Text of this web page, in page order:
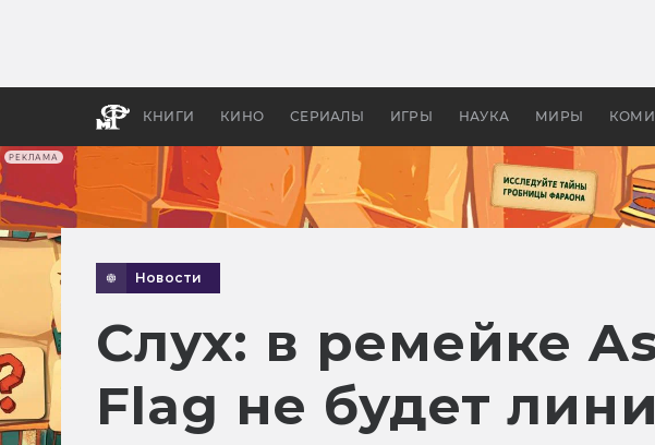
РЕКЛАМА
КНИГИ КИНО СЕРИАЛЫ ИГРЫ НАУКА МИРЫ
бы «Властелина колец»
Новости
Слух: в ремейке
Flag не будет